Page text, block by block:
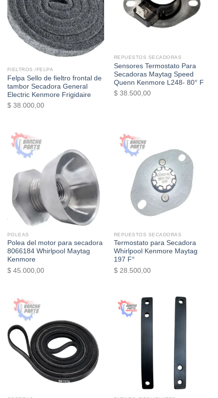
Sin existencias
FIELTROS /FELPA
Felpa Sello de fieltro frontal de
tambor Secadora General
Electric Kenmore Frigidaire
$38.000,00
REPUESTOS SECADORAS
Sensores Termostato Para
Secadoras Maytag Speed
Quenn Kenmore L248- 80° F
$38.500,00
POLEAS
Polea del motor para secadora
8066184 Whirlpool Maytag
Kenmore
$45.000,00
REPUESTOS SECADORAS
Termostato para Secadora
Whirlpool Kenmore Maytag
197 F°
$28.500,00